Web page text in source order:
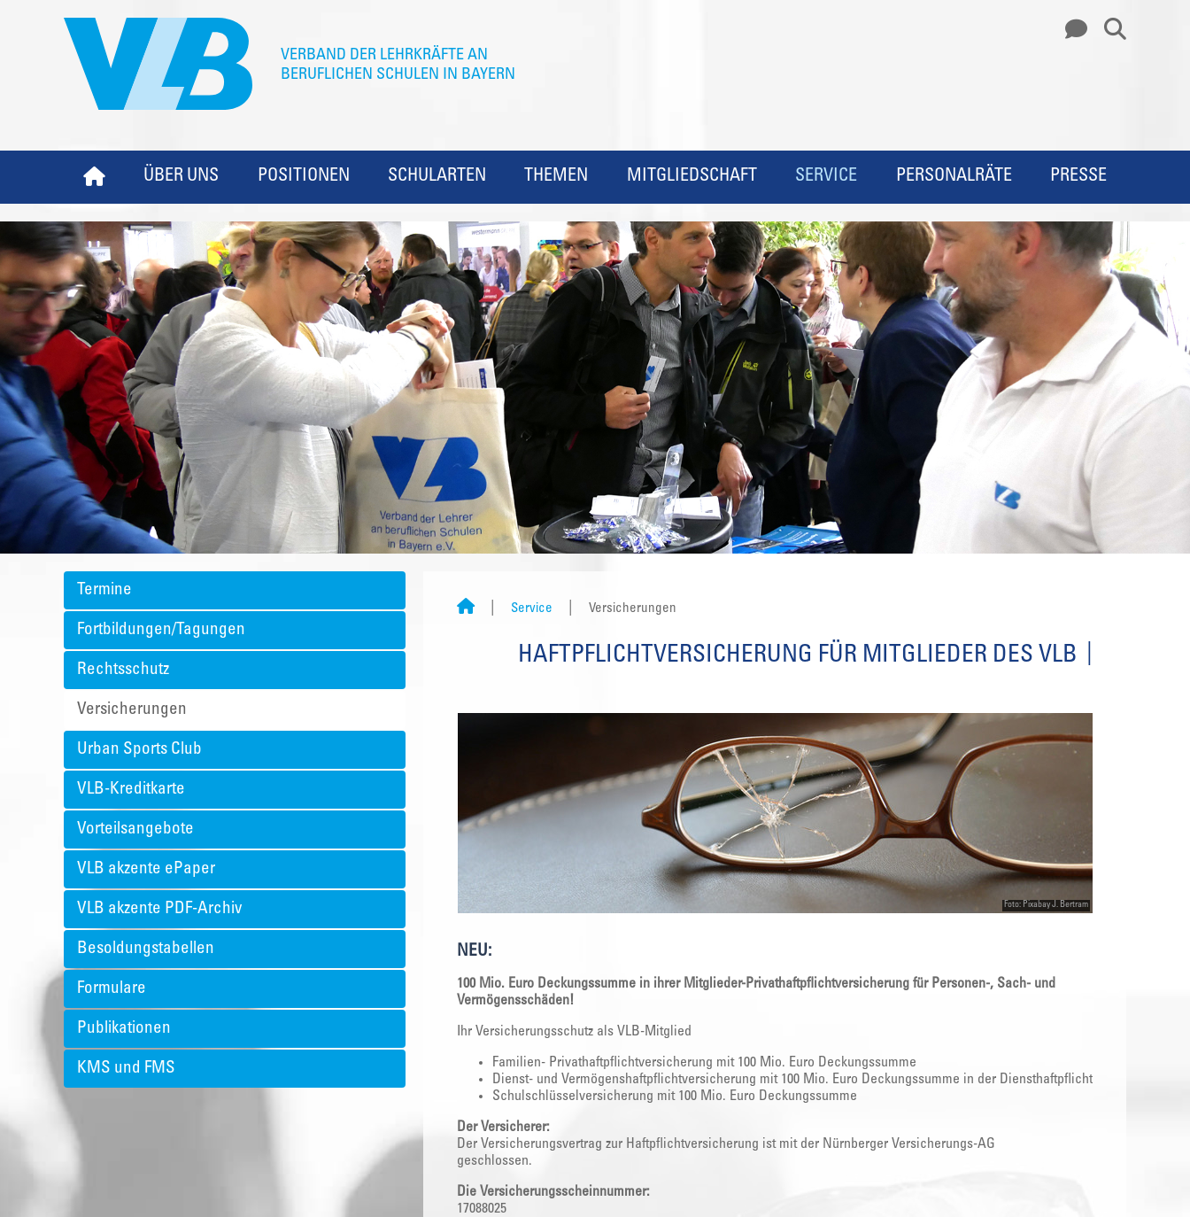
ÜBER UNS POSITIONEN SCHULARTEN THEMEN MITGLIEDSCHAFT SERVICE PERSONALRÄTE PRESSE
Termine
Fortbildungen/Tagungen
Rechtsschutz
Versicherungen
Urban Sports Club
VLB-Kreditkarte
Vorteilsangebote
VLB akzente ePaper
VLB akzente PDF-Archiv
Besoldungstabellen
Formulare
Publikationen
KMS und FMS
Service Versicherungen
HAFTPFLICHTVERSICHERUNG FÜR MITGLIEDER DES VLB
Foto: Pixabay J. Bertram
NEU:
100 Mio. Euro Deckungssumme in ihrer Mitglieder-Privathaftpflichtversicherung für Personen-, Sach- und
Vermögensschäden!
Ihr Versicherungsschutz als VLB-Mitglied
Familien- Privathaftpflichtversicherung mit 100 Mio. Euro Deckungssumme
Dienst- und Vermögenshaftpflichtversicherung mit 100 Mio. Euro Deckungssumme in der Diensthaftpflicht
Schulschlüsselversicherung mit 100 Mio. Euro Deckungssumme
Der Versicherer:
Der Versicherungsvertrag zur Haftpflichtversicherung ist mit der Nürnberger Versicherungs-AG
geschlossen.
Die Versicherungsscheinnummer:
17088025